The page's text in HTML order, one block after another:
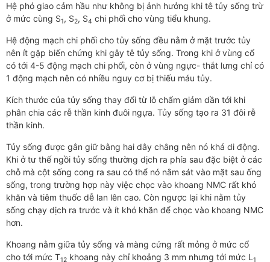
Hệ phó giao cảm hầu như không bị ảnh hưởng khi tê tủy sống trừ
ở mức cùng S1, S2, S4 chi phối cho vùng tiểu khung.
Hệ động mạch chi phối cho tủy sống đều nằm ở mặt trước tủy
nên ít gặp biến chứng khi gây tê tủy sống. Trong khi ở vùng cổ
có tới 4-5 động mạch chi phối, còn ở vùng ngực- thắt lưng chỉ có
1 động mạch nên có nhiều nguy cơ bị thiếu máu tủy.
Kích thước của tủy sống thay đổi từ lỗ chẩm giảm dần tới khi
phân chia các rễ thần kinh đuôi ngựa. Tủy sống tạo ra 31 đôi rễ
thần kinh.
Tủy sống được gắn giữ bằng hai dây chằng nên nó khá di động.
Khi ở tư thế ngồi tủy sống thường dịch ra phía sau đặc biệt ở các
chỗ mà cột sống cong ra sau có thể nó nằm sát vào mặt sau ống
sống, trong trường hợp này việc chọc vào khoang NMC rất khó
khăn và tiêm thuốc dễ lan lên cao. Còn ngược lại khi nằm tủy
sống chạy dịch ra trước và ít khó khăn để chọc vào khoang NMC
hơn.
Khoang nằm giữa tủy sống và màng cứng rất mỏng ở mức cổ
cho tới mức T12 khoang này chỉ khoảng 3 mm nhưng tới mức L 1